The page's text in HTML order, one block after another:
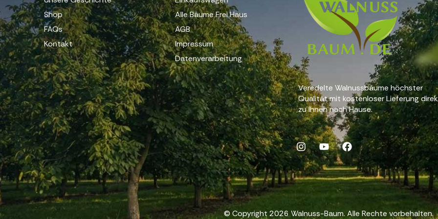
Shop
FAQs
Kontakt
Alle Bäume Frei Haus
AGB
Impressum
Datenverarbeitung
Veredelte Walnussbäume höchster
Qualität mit kostenloser Lieferung
zu Ihnen nach Hause.
© Copyright 2026 Walnuss-Baum. Alle Rechte vorbehalten.